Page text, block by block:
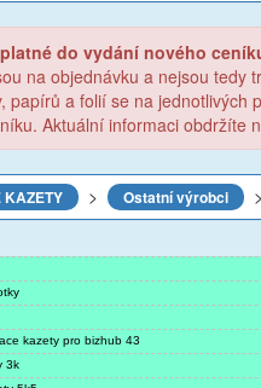
do vydání nového
na objednávku a nejsou tedy
papírů a folií se na
Aktuální informaci obdržíte
KAZETY > Ostatní výrobci >
kazety pro bizhub 43
3k